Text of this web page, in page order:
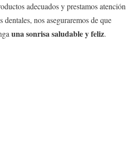
adecuados y prestamos atención
dentales, nos aseguraremos de que
una sonrisa saludable y feliz.